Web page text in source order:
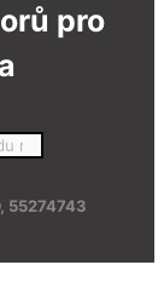
pro
55274743